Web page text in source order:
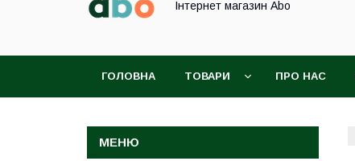
Інтернет магазин Abo
ГОЛОВНА ТОВАРИ ПРО НАС